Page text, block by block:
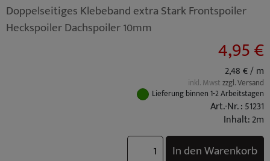
Doppelseitiges Klebeband extra Stark Frontspoiler
Heckspoiler Dachspoiler 10mm
4,95 €
2,48 € / m
inkl. Mwstzzgl. Versand
Lieferung binnen 1-2 Arbeitstagen
Art.-Nr. : 51231
Inhalt: 2m
In den Warenkorb